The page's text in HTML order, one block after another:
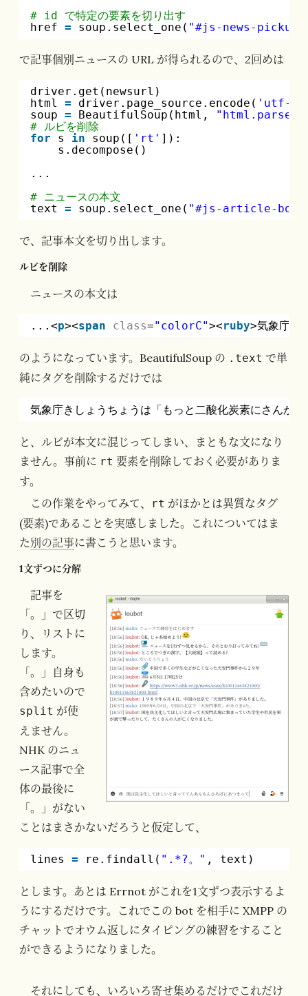
# id で特定の要素を切り出す
href = soup.select_one( "#js-news-pickup
で記事個別ニュースの URL が得られるので、2回めは
driver.get(newsurl)
html = driver.page_source.encode( 'utf-8'
soup = BeautifulSoup(html, "html.parser"
# ルビを削除
for
s in soup([ 'rt' ]):
s.decompose()
...
# ニュースの本文
text = soup.select_one( "#js-article-
で、記事本文を切り出します。
ルビを削除
ニュースの本文は
...<p><span class="colorC"><ruby>気象庁<
のようになっています。BeautifulSoup の .text で単
純にタグを削除するだけでは
気象庁きしょうちょうは「もっと二酸化炭素にさんか
と、ルビが本文に混じってしまい、まともな文になり
ません。事前に rt 要素を削除しておく必要がありま
す。
この作業をやってみて、
rt がほかとは異質なタグ
(要素)であることを実感しました。これについてはま
た別の記事に書こうと思います。
1文ずつに分解
記事を
「。」で区切
り、リストに
します。
「。」自身も
含めたいので
split が使
えません。
NHK のニュ
ース記事で全
体の最後に
「。」がない
ことはまさかないだろうと仮定して、
lines = re.findall( ".*?。" , text)
とします。あとは Errnot がこれを1文ずつ表示するよ
うにするだけです。これでこの bot を相手に XMPP の
チャットでオウム返しにタイピングの練習をすること
ができるようになりました。
それにしても、いろいろ寄せ集めるだけでこれだけ